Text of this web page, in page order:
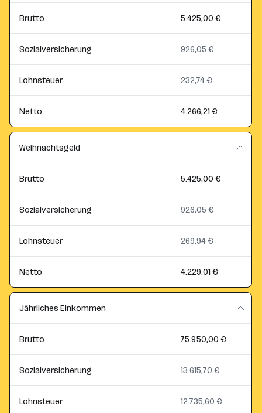
Brutto 5.425,00 €
Sozialversicherung 926,05 €
Lohnsteuer 232,74 €
Netto 4.266,21 €
Weihnachtsgeld
Brutto 5.425,00 €
Sozialversicherung 926,05 €
Lohnsteuer 269,94 €
Netto 4.229,01 €
Jährliches Einkommen
Brutto 75.950,00 €
Sozialversicherung 13.615,70 €
Lohnsteuer 12.735,60 €